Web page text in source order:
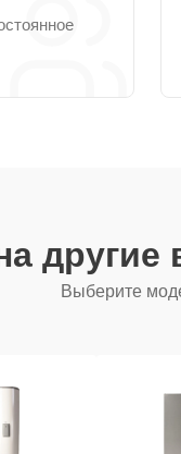
другие
Выберите